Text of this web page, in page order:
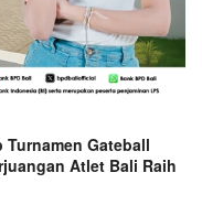
Gateball
Atlet Bali Raih